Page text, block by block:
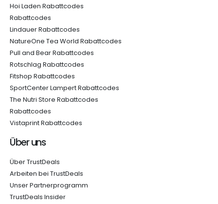
Hoi Laden Rabattcodes
Rabattcodes
Lindauer Rabattcodes
NatureOne Tea World Rabattcodes
Pull and Bear Rabattcodes
Rotschlag Rabattcodes
Fitshop Rabattcodes
SportCenter Lampert Rabattcodes
The Nutri Store Rabattcodes
Rabattcodes
Vistaprint Rabattcodes
Über uns
Über TrustDeals
Arbeiten bei TrustDeals
Unser Partnerprogramm
TrustDeals Insider